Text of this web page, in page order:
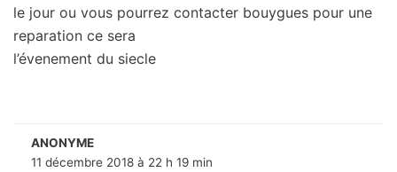
le jour ou vous pourrez contacter bouygues pour une
reparation ce sera
l’évenement du siecle
ANONYME
11 décembre 2018 à 22 h 19 min